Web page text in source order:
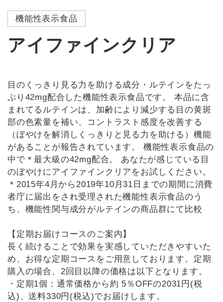
機能性表示食品
アイファインクリア
目のくっきり見る力を助ける成分・ルテインをたっ
ぷり42mg配合した機能性表示食品です。 本品に含
まれてるルテインは、加齢により減少する目の黄斑
部の色素量を補い、コントラスト感度を改善する
（ぼやけを解消しくっきりと見る力を助ける）機能
があることが報告されています。 機能性表示食品の
中で＊最大級の42mg配合。 あなたが感じている目
のぼやけにアイファインクリアをお試しください。
＊2015年4月から2019年10月31日までの期間に消費
者庁に届出をされ受理された機能性表示食品のう
ち、機能性関与成分がルテインの商品群にて比較
【定期お届けコースのご案内】
長く続けることで効果を実感していただきやすいた
め、お得な定期コースをご用意しております。定期
購入の場合、2回目以降の価格は以下となります。
・定期1個：通常価格から約 5％OFFの2031円(税
込)、送料330円(税込)でお届けします。